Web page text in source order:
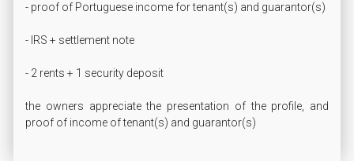
- proof of Portuguese income for tenant(s) and guarantor(s)
- IRS + settlement note
- 2 rents + 1 security deposit
the owners appreciate the presentation of the profile, and
proof of income of tenant(s) and guarantor(s)